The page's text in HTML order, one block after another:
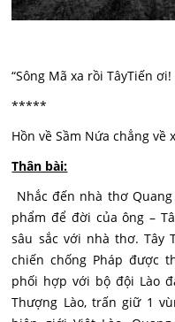
“Sông Mã xa rồi TâyTiến ơi!
*****
Hồn về Sầm Nứa chẳng về
Thân bài:
Nhắc đến nhà thơ
phẩm để đời của ông –
sâu sắc với nhà thơ. Tây
chiến chống Pháp được
phối hợp với bộ đội Lào
Thượng Lào, trấn giữ 1